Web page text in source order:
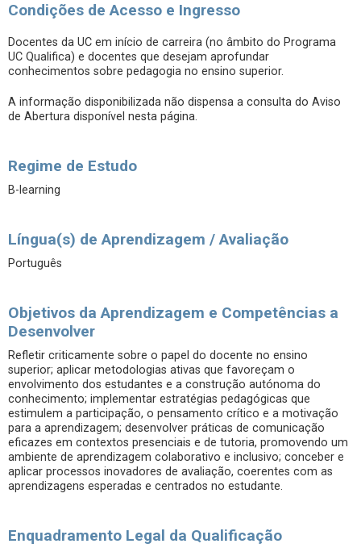
Condições de Acesso e Ingresso
Docentes da UC em início de carreira (no âmbito do Programa
UC Qualifica) e docentes que desejam aprofundar
conhecimentos sobre pedagogia no ensino superior.
A informação disponibilizada não dispensa a consulta do Aviso
de Abertura disponível nesta página.
Regime de Estudo
B-learning
Língua(s) de Aprendizagem / Avaliação
Português
Objetivos da Aprendizagem e Competências a
Desenvolver
Refletir criticamente sobre o papel do docente no ensino
superior; aplicar metodologias ativas que favoreçam o
envolvimento dos estudantes e a construção autónoma do
conhecimento; implementar estratégias pedagógicas que
estimulem a participação, o pensamento crítico e a motivação
para a aprendizagem; desenvolver práticas de comunicação
eficazes em contextos presenciais e de tutoria, promovendo um
ambiente de aprendizagem colaborativo e inclusivo; conceber e
aplicar processos inovadores de avaliação, coerentes com as
aprendizagens esperadas e centrados no estudante.
Enquadramento Legal da Qualificação